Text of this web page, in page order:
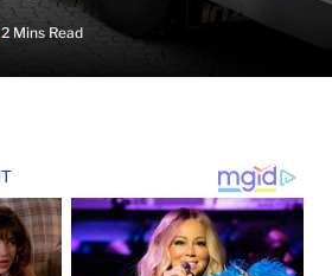
2 Mins Read